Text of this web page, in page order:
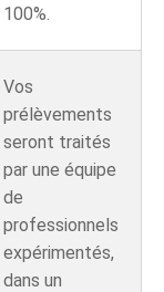
100%.
Vos
prélèvements
seront traités
par une équipe
de
professionnels
expérimentés,
dans un